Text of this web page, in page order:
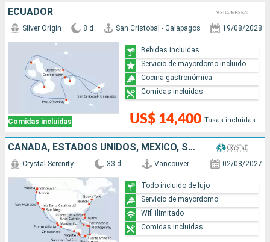
ECUADOR
Comidas incluidas
Silver Origin 8 d San Cristobal - Galapagos 19/08/2028
US$ 14,400 Tasas incluidas
Bebidas incluidas
Servicio de mayordomo incluido
Cocina gastronómica
Comidas incluidas
CANADÁ, ESTADOS UNIDOS, MÉXICO, SALVADOR, NICARAGUA, COSTA RICA, PANAMÁ, COLOMBIA, JAMAICA, ISLAS CAIMÁN
Crystal Serenity 33 d Vancouver 02/08/2027
Todo incluido de lujo
Servicio de mayordomo
Wifi ilimitado
Comidas incluidas